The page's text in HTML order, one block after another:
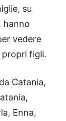
su
hanno
vedere
figli.
Catania,
Enna,